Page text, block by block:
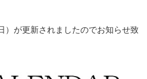
）が更新されましたのでお知らせ致